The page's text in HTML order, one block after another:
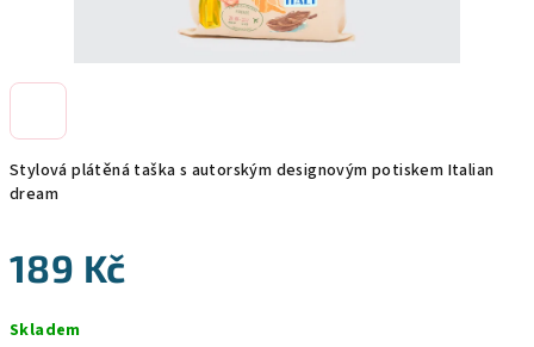
Stylová plátěná taška s autorským designovým potiskem Italian
dream
189 Kč
cena:
Skladem